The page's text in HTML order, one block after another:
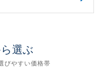
選ぶ
びやすい価格帯